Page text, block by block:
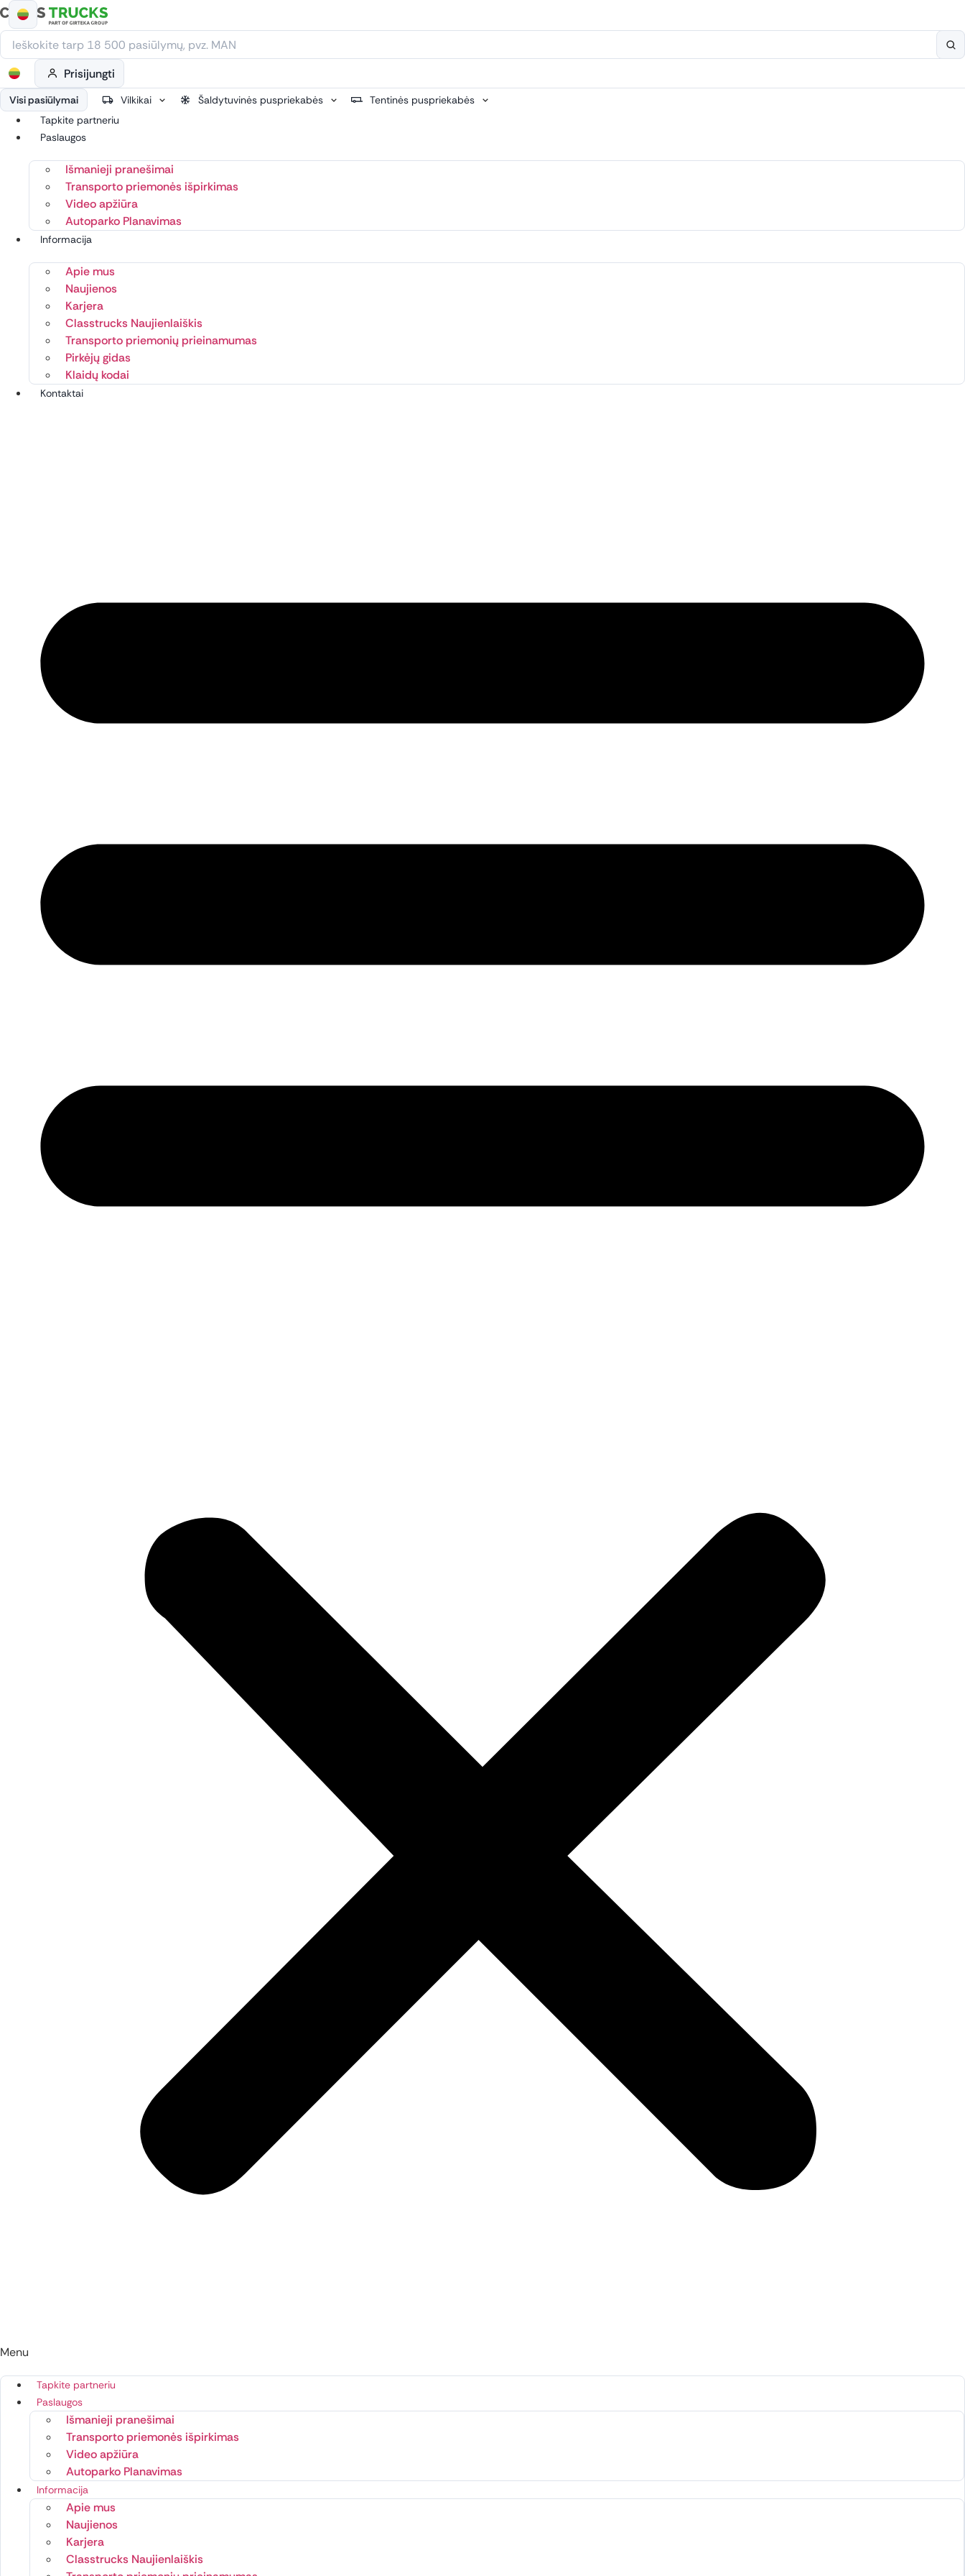
Eiti
prie
turinio
Prisijungti
Visi pasiūlymai Vilkikai Šaldytuvinės puspriekabės
Tentinės puspriekabės
Tapkite partneriu
Paslaugos
Išmanieji pranešimai
Transporto priemonės išpirkimas
Video apžiūra
Autoparko Planavimas
Informacija
Apie mus
Naujienos
Karjera
Classtrucks Naujienlaiškis
Transporto priemonių prieinamumas
Pirkėjų gidas
Klaidų kodai
Kontaktai
Menu
Tapkite partneriu
Paslaugos
Išmanieji pranešimai
Transporto priemonės išpirkimas
Video apžiūra
Autoparko Planavimas
Informacija
Apie mus
Naujienos
Karjera
Classtrucks Naujienlaiškis